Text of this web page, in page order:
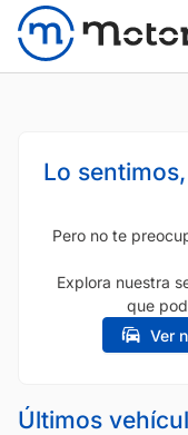
Lo
Pero no te
Explora nuestra
que
Ver
Últimos